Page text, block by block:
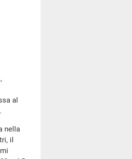
al
nella
il